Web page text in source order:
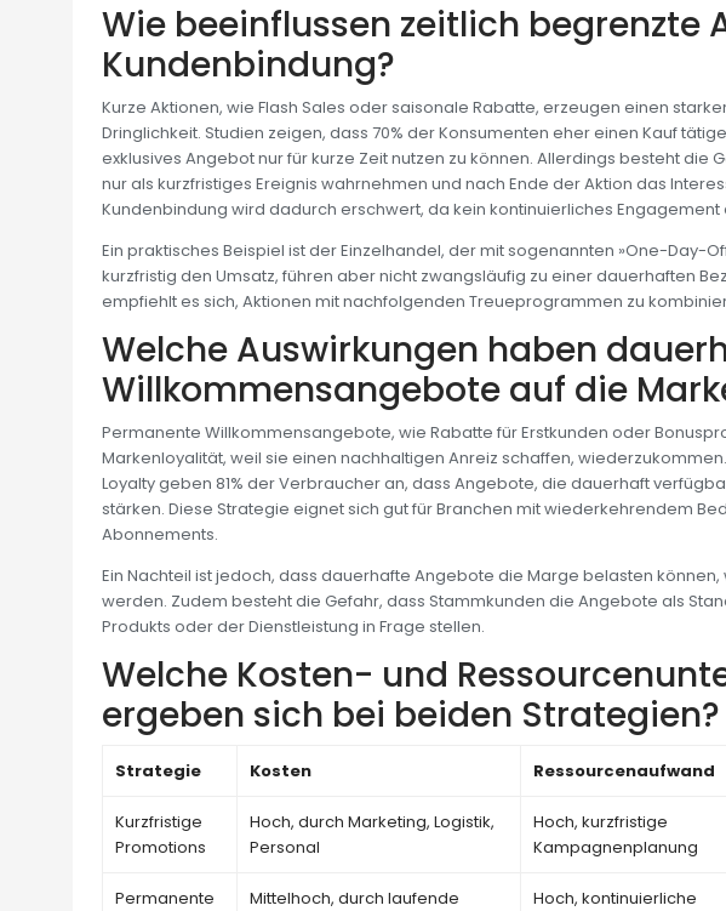
Wie beeinflussen zeitlich begrenzte
Kundenbindung?
Kurze Aktionen, wie Flash Sales oder saisonale Rabatte, erzeugen einen
Dringlichkeit. Studien zeigen, dass 70% der Konsumenten eher einen Kauf
exklusives Angebot nur für kurze Zeit nutzen zu können. Allerdings besteht die
nur als kurzfristiges Ereignis wahrnehmen und nach Ende der Aktion das
Kundenbindung wird dadurch erschwert, da kein kontinuierliches Engagement
Ein praktisches Beispiel ist der Einzelhandel, der mit sogenannten »One-Day-
kurzfristig den Umsatz, führen aber nicht zwangsläufig zu einer dauerhaften
empfiehlt es sich, Aktionen mit nachfolgenden Treueprogrammen zu
Welche Auswirkungen haben
Willkommensangebote auf die
Permanente Willkommensangebote, wie Rabatte für Erstkunden oder
Markenloyalität, weil sie einen nachhaltigen Anreiz schaffen,
Loyalty geben 81% der Verbraucher an, dass Angebote, die dauerhaft
stärken. Diese Strategie eignet sich gut für Branchen mit wiederkehrendem
Abonnements.
Ein Nachteil ist jedoch, dass dauerhafte Angebote die Marge belasten
werden. Zudem besteht die Gefahr, dass Stammkunden die Angebote als
Produkts oder der Dienstleistung in Frage stellen.
Welche Kosten- und
ergeben sich bei beiden Strategien?
Strategie Kosten Ressourcenaufwand
Kurzfristige
Promotions
Hoch, durch Marketing, Logistik,
Personal
Hoch, kurzfristige
Kampagnenplanung
Permanente
Mittelhoch, durch laufende
Hoch, kontinuierliche